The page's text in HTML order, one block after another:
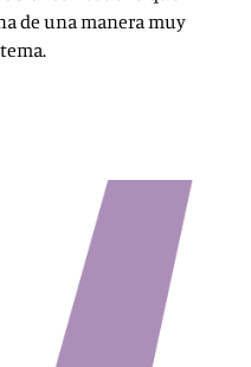
de una manera muy